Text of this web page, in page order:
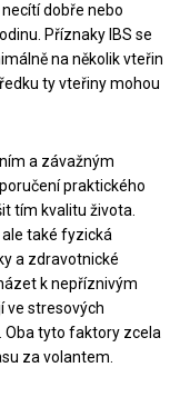
dobře nebo
Příznaky IBS se
na několik vteřin
ty vteřiny mohou
a závažným
praktického
tím kvalitu života.
také fyzická
a zdravotnické
k nepříznivým
ve stresových
Oba tyto faktory zcela
za volantem.